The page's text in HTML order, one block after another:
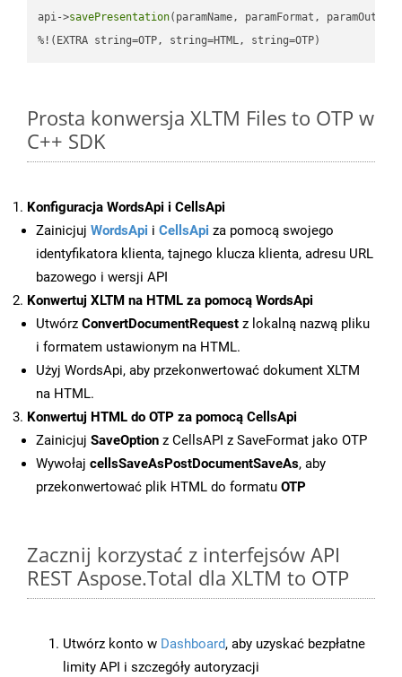
api->savePresentation(paramName, paramFormat,
%!(EXTRA string=OTP, string=HTML, string=OTP)
Prosta konwersja XLTM Files to OTP w
C++ SDK
Konfiguracja WordsApi i CellsApi
Zainicjuj WordsApi i CellsApi za pomocą swojego
identyfikatora klienta, tajnego klucza klienta, adresu URL
bazowego i wersji API
Konwertuj XLTM na HTML za pomocą WordsApi
Utwórz ConvertDocumentRequest z lokalną nazwą pliku
i formatem ustawionym na HTML.
Użyj WordsApi, aby przekonwertować dokument XLTM
na HTML.
Konwertuj HTML do OTP za pomocą CellsApi
Zainicjuj SaveOption z CellsAPI z SaveFormat jako OTP
Wywołaj cellsSaveAsPostDocumentSaveAs, aby
przekonwertować plik HTML do formatu OTP
Zacznij korzystać z interfejsów API
REST Aspose.Total dla XLTM to OTP
Utwórz konto w Dashboard, aby uzyskać bezpłatne
limity API i szczegóły autoryzacji